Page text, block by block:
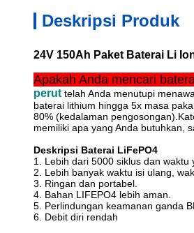
Deskripsi Produk
24V 150Ah Paket Baterai Li
Apakah Anda mencari
perut telah Anda menutupi
baterai lithium hingga 5x masa
80% (kedalaman
memiliki apa yang Anda butuhkan,
Deskripsi Baterai LiFePO4
1. Lebih dari 5000 siklus dan waktu
2. Lebih banyak waktu isi ulang,
3. Ringan dan portabel.
4. Bahan LIFEPO4 lebih aman.
5. Perlindungan keamanan ganda
6. Debit diri rendah